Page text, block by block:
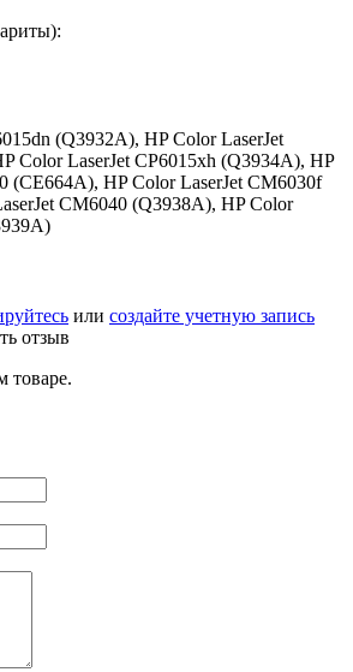
(Q3932A), HP Color LaserJet
Color LaserJet CP6015xh (Q3934A), HP
(CE664A), HP Color LaserJet CM6030f
CM6040 (Q3938A), HP Color
или создайте учетную запись
отзыв
товаре.